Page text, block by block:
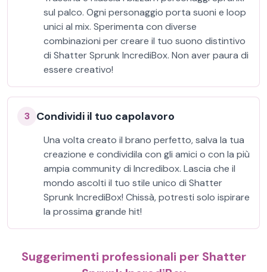
sul palco. Ogni personaggio porta suoni e loop
unici al mix. Sperimenta con diverse
combinazioni per creare il tuo suono distintivo
di Shatter Sprunk IncrediBox. Non aver paura di
essere creativo!
3 Condividi il tuo capolavoro
Una volta creato il brano perfetto, salva la tua
creazione e condividila con gli amici o con la più
ampia community di Incredibox. Lascia che il
mondo ascolti il ​​tuo stile unico di Shatter
Sprunk IncrediBox! Chissà, potresti solo ispirare
la prossima grande hit!
Suggerimenti professionali per Shatter